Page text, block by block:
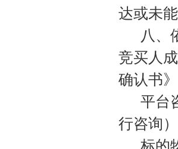
达或未
八、
竞买人
确认书
平台
行咨询
标的